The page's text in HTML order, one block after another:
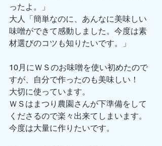
ったよ。」
大人「簡単なのに、あんなに美味しい
味噌ができて感動しました。今度は素
材選びのコツも知りたいです。」
10月にＷＳのお味噌を使い初めたので
すが、自分で作ったのも美味しい！
大切に使っています。
ＷＳはまつり農園さんが下準備をして
くださるので楽々出来てしまいます。
今度は大量に作りたいです。